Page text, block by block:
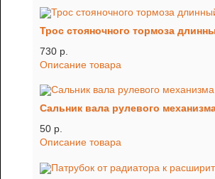
Трос стояночного тормоза
730 p.
Описание товара
Сальник вала рулевого
50 p.
Описание товара